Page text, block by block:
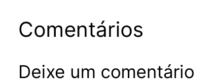
Comentários
Deixe um comentário